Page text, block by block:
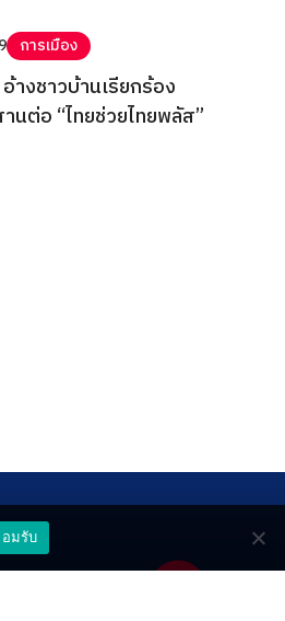
การเมือง
างชาวบ้านเรียกร้อง
นต่อ “ไทยช่วยไทยพลัส”
มรับ